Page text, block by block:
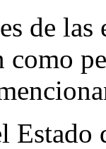
de las
como
Estado